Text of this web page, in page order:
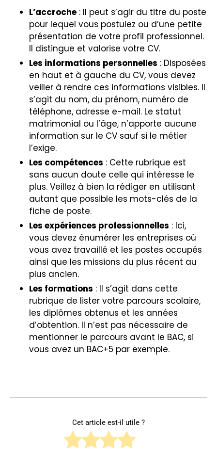
L’accroche : Il peut s’agir du titre du poste
pour lequel vous postulez ou d’une petite
présentation de votre profil professionnel.
Il distingue et valorise votre CV.
Les informations personnelles : Disposées
en haut et à gauche du CV, vous devez
veiller à rendre ces informations visibles. Il
s’agit du nom, du prénom, numéro de
téléphone, adresse e-mail. Le statut
matrimonial ou l’âge, n’apporte aucune
information sur le CV sauf si le métier
l’exige.
Les compétences : Cette rubrique est
sans aucun doute celle qui intéresse le
plus. Veillez à bien la rédiger en utilisant
autant que possible les mots-clés de la
fiche de poste.
Les expériences professionnelles : Ici,
vous devez énumérer les entreprises où
vous avez travaillé et les postes occupés
ainsi que les missions du plus récent au
plus ancien.
Les formations : Il s’agit dans cette
rubrique de lister votre parcours scolaire,
les diplômes obtenus et les années
d’obtention. Il n’est pas nécessaire de
mentionner le parcours avant le BAC, si
vous avez un BAC+5 par exemple.
Cet article est-il utile ?